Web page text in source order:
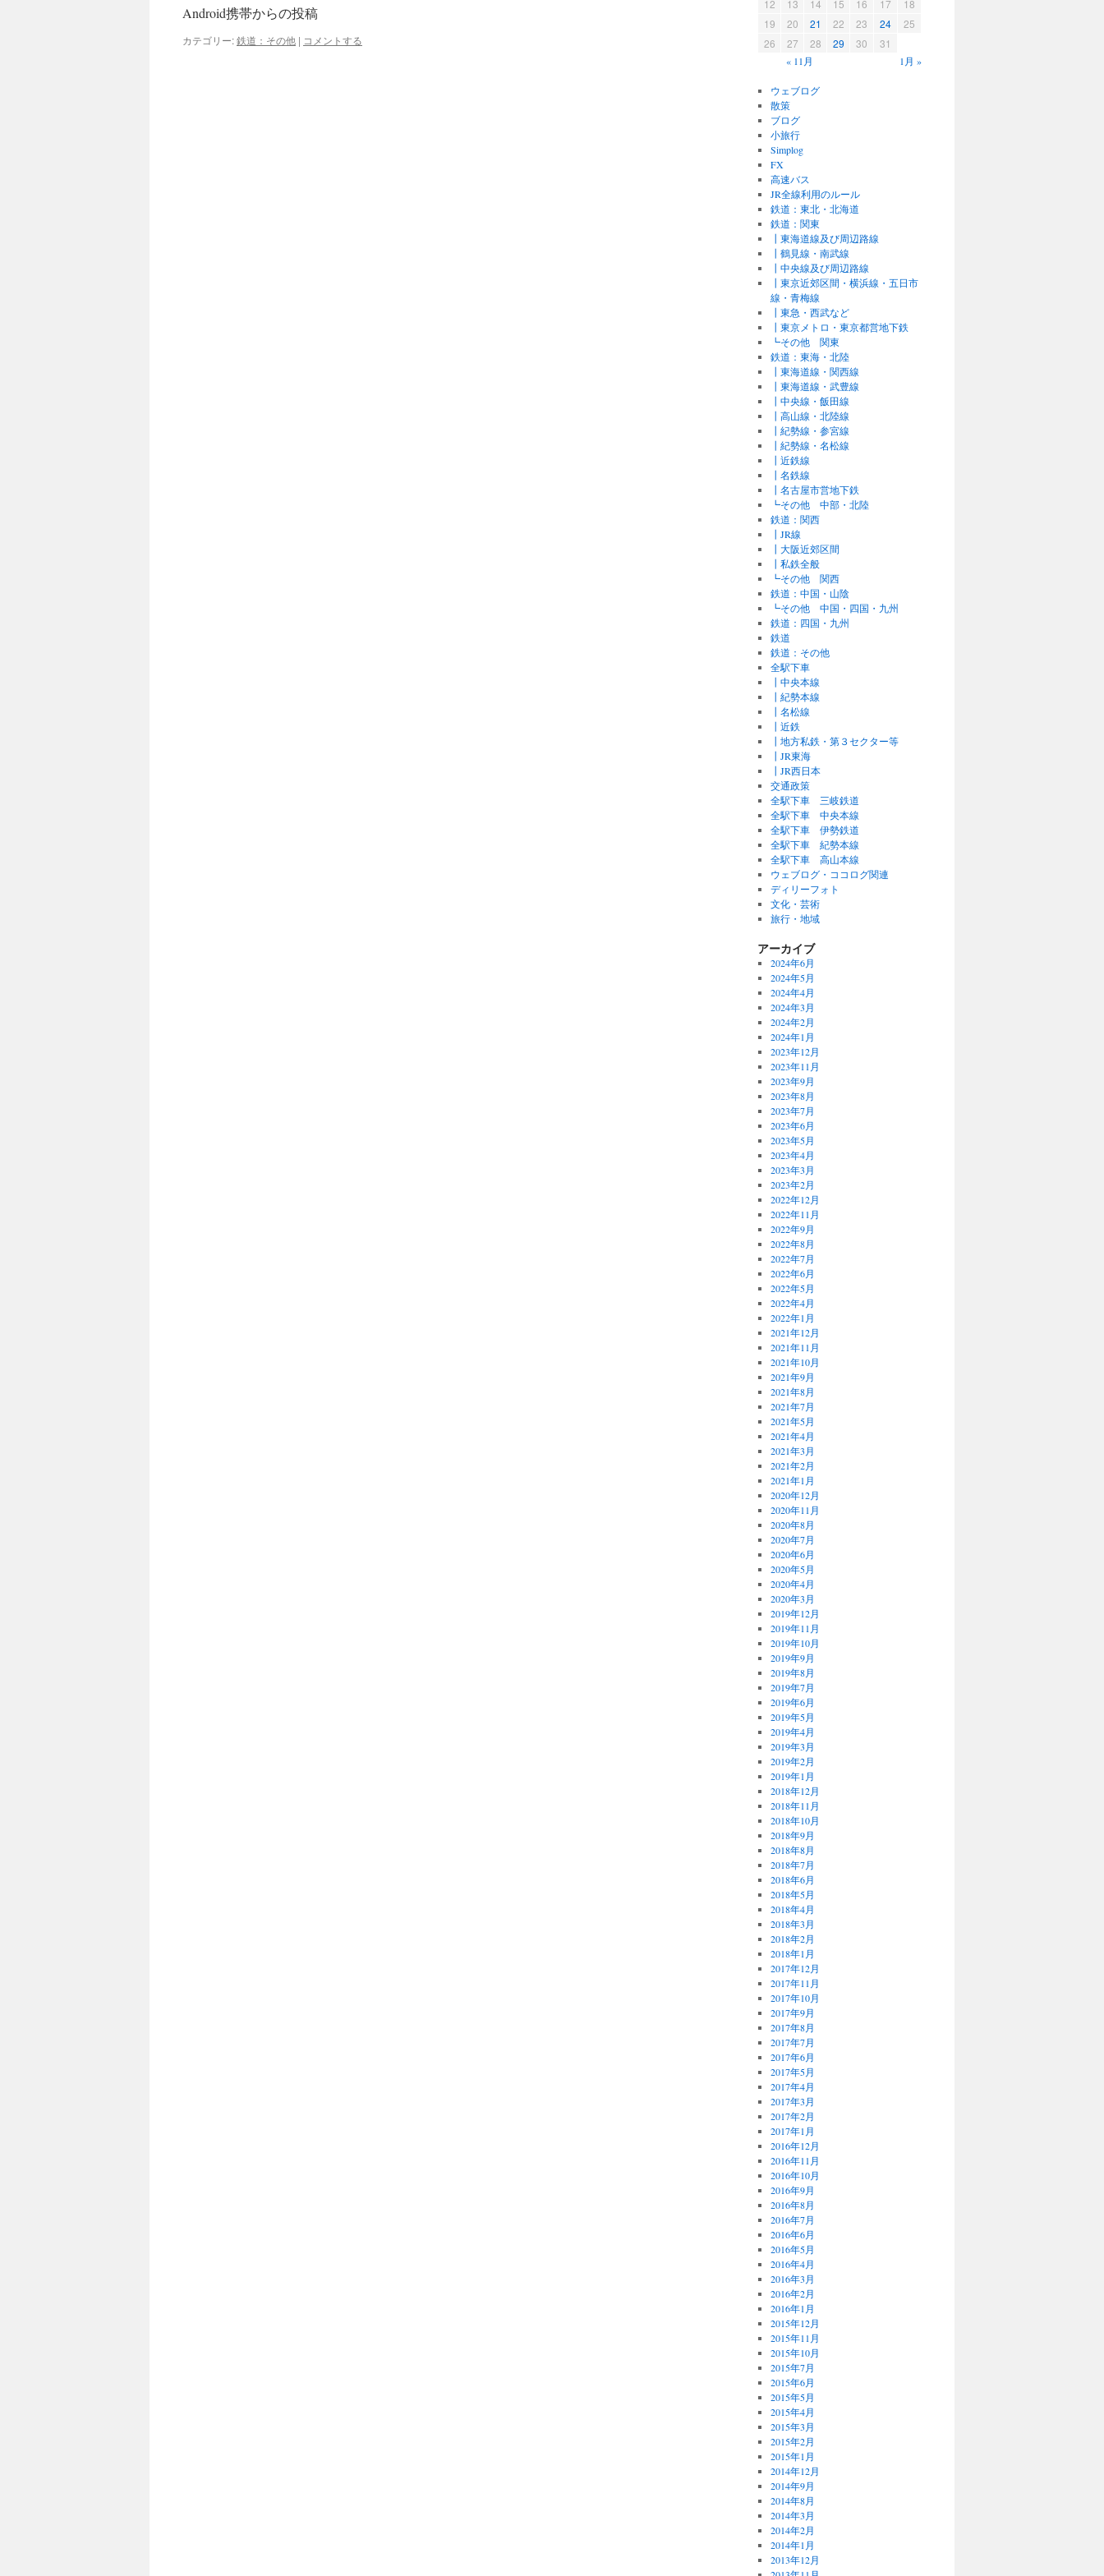
Android携帯からの投稿
カテゴリー:鉄道：その他 | コメントする
12 13 14 15 16 17
18
19
20 21 22 23 24
25
26
27 28 29 30 31
« 11月 1月 »
ウェブログ
散策
ブログ
小旅行
Simplog
FX
高速バス
JR全線利用のルール
鉄道：東北・北海道
鉄道：関東
┃東海道線及び周辺路線
┃鶴見線・南武線
┃中央線及び周辺路線
┃東京近郊区間・横浜線・五日市
線・青梅線
┃東急・西武など
┃東京メトロ・東京都営地下鉄
┗その他 関東
鉄道：東海・北陸
┃東海道線・関西線
┃東海道線・武豊線
┃中央線・飯田線
┃高山線・北陸線
┃紀勢線・参宮線
┃紀勢線・名松線
┃近鉄線
┃名鉄線
┃名古屋市営地下鉄
┗その他 中部・北陸
鉄道：関西
┃JR線
┃大阪近郊区間
┃私鉄全般
┗その他 関西
鉄道：中国・山陰
┗その他 中国・四国・九州
鉄道：四国・九州
鉄道
鉄道：その他
全駅下車
┃中央本線
┃紀勢本線
┃名松線
┃近鉄
┃地方私鉄・第３セクター等
┃JR東海
┃JR西日本
交通政策
全駅下車 三岐鉄道
全駅下車 中央本線
全駅下車 伊勢鉄道
全駅下車 紀勢本線
全駅下車 高山本線
ウェブログ・ココログ関連
ディリーフォト
文化・芸術
旅行・地域
アーカイブ
2024年6月
2024年5月
2024年4月
2024年3月
2024年2月
2024年1月
2023年12月
2023年11月
2023年9月
2023年8月
2023年7月
2023年6月
2023年5月
2023年4月
2023年3月
2023年2月
2022年12月
2022年11月
2022年9月
2022年8月
2022年7月
2022年6月
2022年5月
2022年4月
2022年1月
2021年12月
2021年11月
2021年10月
2021年9月
2021年8月
2021年7月
2021年5月
2021年4月
2021年3月
2021年2月
2021年1月
2020年12月
2020年11月
2020年8月
2020年7月
2020年6月
2020年5月
2020年4月
2020年3月
2019年12月
2019年11月
2019年10月
2019年9月
2019年8月
2019年7月
2019年6月
2019年5月
2019年4月
2019年3月
2019年2月
2019年1月
2018年12月
2018年11月
2018年10月
2018年9月
2018年8月
2018年7月
2018年6月
2018年5月
2018年4月
2018年3月
2018年2月
2018年1月
2017年12月
2017年11月
2017年10月
2017年9月
2017年8月
2017年7月
2017年6月
2017年5月
2017年4月
2017年3月
2017年2月
2017年1月
2016年12月
2016年11月
2016年10月
2016年9月
2016年8月
2016年7月
2016年6月
2016年5月
2016年4月
2016年3月
2016年2月
2016年1月
2015年12月
2015年11月
2015年10月
2015年7月
2015年6月
2015年5月
2015年4月
2015年3月
2015年2月
2015年1月
2014年12月
2014年9月
2014年8月
2014年3月
2014年2月
2014年1月
2013年12月